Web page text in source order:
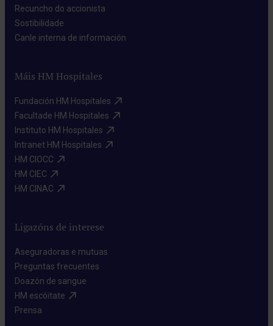
Recuncho do accionista​
Sostibilidade​
Canle interna de información​
Máis HM Hospitales
Fundación HM Hospitales​
Facultade HM Hospitales​
Instituto HM Hospitales​
Intranet HM Hospitales​
HM CIOCC​
HM CIEC​
HM CINAC​
Ligazóns de interese
Aseguradoras e mutuas​
Preguntas frecuentes​
Doazón de sangue​
HM escóitate​
Prensa​